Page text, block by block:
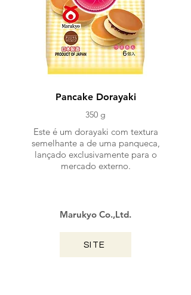
Pancake Dorayaki
350 g
Este é um dorayaki com textura
semelhante a de uma panqueca,
lançado exclusivamente para o
mercado externo.
Marukyo Co.,Ltd.
SITE